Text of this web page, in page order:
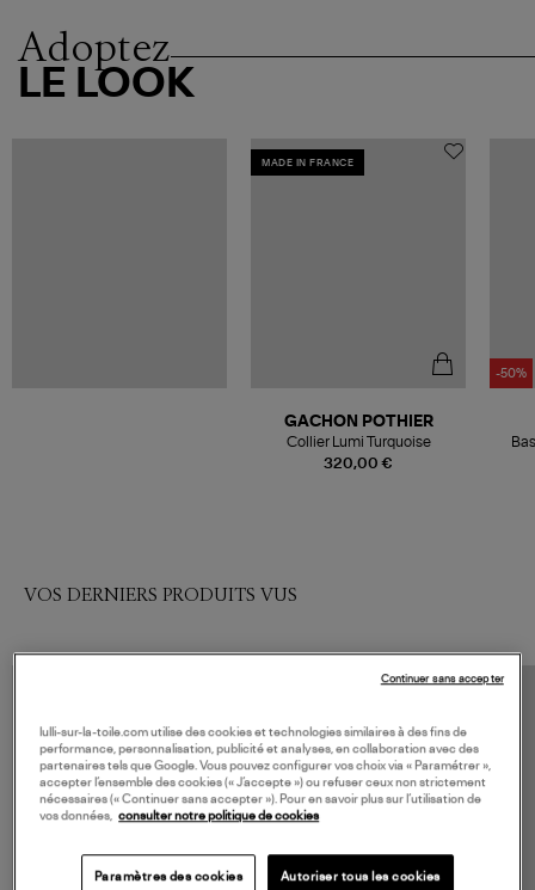
Adoptez
LE LOOK
MADE IN FRANCE
320,00 €
GACHON POTHIER
Collier Lumi Turquoise
-50%
VOS DERNIERS PRODUITS VUS
lulli-sur-la-toile.com utilise des cookies et technologies similaires à des fins de
performance, personnalisation, publicité et analyses, en collaboration avec des
partenaires tels que Google. Vous pouvez configurer vos choix via « Paramétrer »,
accepter l’ensemble des cookies (« J’accepte ») ou refuser ceux non strictement
nécessaires (« Continuer sans accepter »). Pour en savoir plus sur l’utilisation de
vos données,
consulter notre politique de cookies
Paramètres des cookies Autoriser tous les cookies
Continuer sans accepter